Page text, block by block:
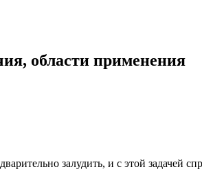
области применения
залудить, и с этой задачей